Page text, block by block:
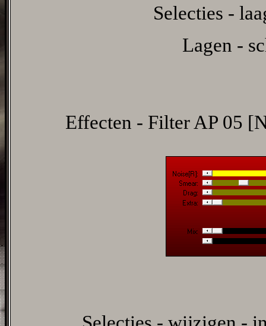
Selecties -
Lagen -
Effecten - Filter AP 05